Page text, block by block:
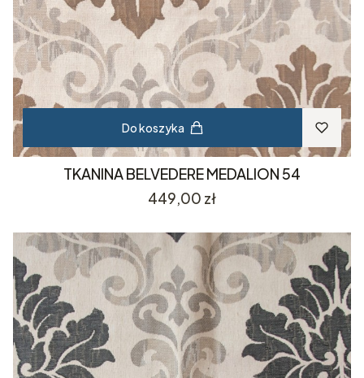
Do koszyka
TKANINA BELVEDERE MEDALION 54
Cena
449,00 zł